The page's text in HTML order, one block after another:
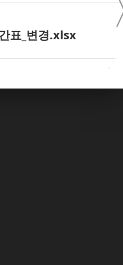
표_변경.xlsx